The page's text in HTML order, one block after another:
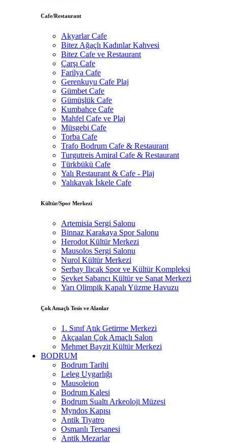
Cafe/Restaurant
Akyarlar Cafe
Bitez Ağaçlı Kadınlar Kahvesi
Bitez Cafe ve Restaurant
Çarşı Cafe
Farilya Cafe
Gerenkuyu Cafe Plaj
Gümbet Cafe
Gümüşlük Cafe
Kumbahçe Cafe
Mahfel Cafe ve Plaj
Müsgebi Cafe
Torba Cafe
Trafo Bodrum Cafe & Restaurant
Turgutreis Amiral Cafe & Restaurant
Türkbükü Cafe
Yalı Restaurant & Cafe - Plaj
Yalıkavak İskele Cafe
Kültür/Spor Merkezi
Artemisia Sergi Salonu
Binnaz Karakaya Spor Salonu
Herodot Kültür Merkezi
Mausolos Sergi Salonu
Nurol Kültür Merkezi
Serbay Ilıcak Spor ve Kültür Kompleksi
Şevket Sabancı Kültür ve Sanat Merkezi
Yarı Olimpik Kapalı Yüzme Havuzu
Çok Amaçlı Tesis ve Alanlar
1. Sınıf Atık Getirme Merkezi
Akçaalan Çok Amaçlı Salon
Mehmet Bayzit Kültür Merkezi
BODRUM
Bodrum Tarihi
Leleg Uygarlığı
Mausoleion
Bodrum Kalesi
Bodrum Sualtı Arkeoloji Müzesi
Myndos Kapısı
Antik Tiyatro
Osmanlı Tersanesi
Antik Mezarlar